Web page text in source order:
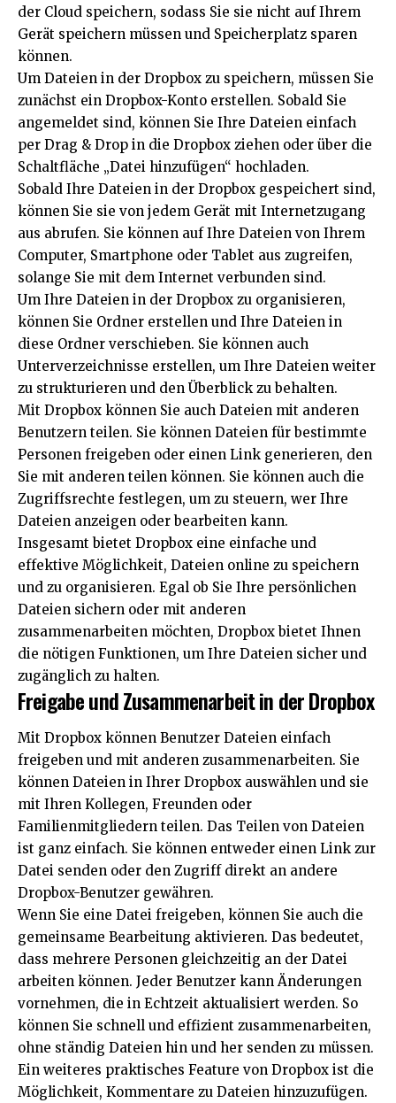
der Cloud speichern, sodass Sie sie nicht auf Ihrem
Gerät speichern müssen und Speicherplatz sparen
können.
Um Dateien in der Dropbox zu speichern, müssen Sie
zunächst ein Dropbox-Konto erstellen. Sobald Sie
angemeldet sind, können Sie Ihre Dateien einfach
per Drag & Drop in die Dropbox ziehen oder über die
Schaltfläche „Datei hinzufügen“ hochladen.
Sobald Ihre Dateien in der Dropbox gespeichert sind,
können Sie sie von jedem Gerät mit Internetzugang
aus abrufen. Sie können auf Ihre Dateien von Ihrem
Computer, Smartphone oder Tablet aus zugreifen,
solange Sie mit dem Internet verbunden sind.
Um Ihre Dateien in der Dropbox zu organisieren,
können Sie Ordner erstellen und Ihre Dateien in
diese Ordner verschieben. Sie können auch
Unterverzeichnisse erstellen, um Ihre Dateien weiter
zu strukturieren und den Überblick zu behalten.
Mit Dropbox können Sie auch Dateien mit anderen
Benutzern teilen. Sie können Dateien für bestimmte
Personen freigeben oder einen Link generieren, den
Sie mit anderen teilen können. Sie können auch die
Zugriffsrechte festlegen, um zu steuern, wer Ihre
Dateien anzeigen oder bearbeiten kann.
Insgesamt bietet Dropbox eine einfache und
effektive Möglichkeit, Dateien online zu speichern
und zu organisieren. Egal ob Sie Ihre persönlichen
Dateien sichern oder mit anderen
zusammenarbeiten möchten, Dropbox bietet Ihnen
die nötigen Funktionen, um Ihre Dateien sicher und
zugänglich zu halten.
Freigabe und Zusammenarbeit in der Dropbox
Mit Dropbox können Benutzer Dateien einfach
freigeben und mit anderen zusammenarbeiten. Sie
können Dateien in Ihrer Dropbox auswählen und sie
mit Ihren Kollegen, Freunden oder
Familienmitgliedern teilen. Das Teilen von Dateien
ist ganz einfach. Sie können entweder einen Link zur
Datei senden oder den Zugriff direkt an andere
Dropbox-Benutzer gewähren.
Wenn Sie eine Datei freigeben, können Sie auch die
gemeinsame Bearbeitung aktivieren. Das bedeutet,
dass mehrere Personen gleichzeitig an der Datei
arbeiten können. Jeder Benutzer kann Änderungen
vornehmen, die in Echtzeit aktualisiert werden. So
können Sie schnell und effizient zusammenarbeiten,
ohne ständig Dateien hin und her senden zu müssen.
Ein weiteres praktisches Feature von Dropbox ist die
Möglichkeit, Kommentare zu Dateien hinzuzufügen.